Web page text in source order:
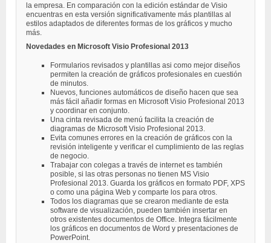
la empresa. En comparación con la edición estándar de Visio
encuentras en esta versión significativamente más plantillas al
estilos adaptados de diferentes formas de los gráficos y mucho
más.
Novedades en Microsoft Visio Profesional 2013
Formularios revisados y plantillas asi como mejor diseños
permiten la creación de gráficos profesionales en cuestión
de minutos.
Nuevos, funciones automáticos de diseño hacen que sea
más fácil añadir formas en Microsoft Visio Profesional 2013
y coordinar en conjunto.
Una cinta revisada de menú facilita la creación de
diagramas de Microsoft Visio Profesional 2013.
Evita comunes errores en la creación de gráficos con la
revisión inteligente y verificar el cumplimiento de las reglas
de negocio.
Trabajar con colegas a través de internet es también
posible, si las otras personas no tienen MS Visio
Profesional 2013. Guarda los gráficos en formato PDF, XPS
o como una página Web y comparte los para otros.
Todos los diagramas que se crearon mediante de esta
software de visualización, pueden también insertar en
otros existentes documentos de Office. Integra fácilmente
los gráficos en documentos de Word y presentaciones de
PowerPoint.